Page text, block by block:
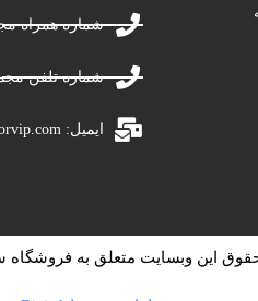
شماره همراه مجموعه:
شماره تلفن مجموعه:
ایمیل: info@savorvip.com
این وبسایت متعلق به فروشگاه ساور